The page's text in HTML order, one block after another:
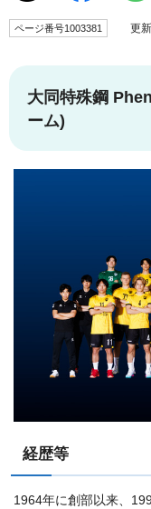
ページ番号1003381 更新
大同特殊鋼
ーム)
経歴等
1964年に創部以来、